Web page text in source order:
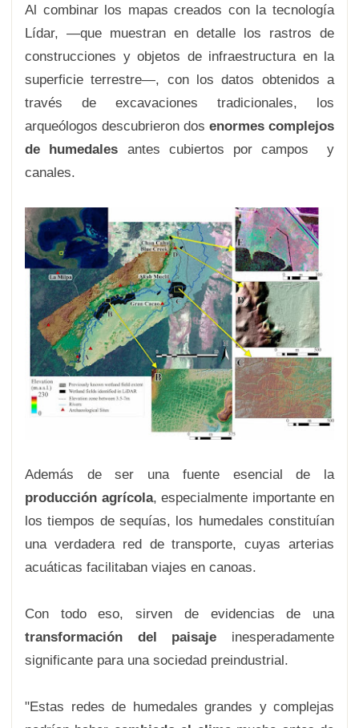
Al combinar los mapas creados con la tecnología
Lídar, —que muestran en detalle los rastros de
construcciones y objetos de infraestructura en la
superficie terrestre—, con los datos obtenidos a
través de excavaciones tradicionales, los
arqueólogos descubrieron dos enormes complejos
de humedales antes cubiertos por campos y
canales.
Además de ser una fuente esencial de la
producción agrícola, especialmente importante en
los tiempos de sequías, los humedales constituían
una verdadera red de transporte, cuyas arterias
acuáticas facilitaban viajes en canoas.
Con todo eso, sirven de evidencias de una
transformación del paisaje inesperadamente
significante para una sociedad preindustrial.
"Estas redes de humedales grandes y complejas